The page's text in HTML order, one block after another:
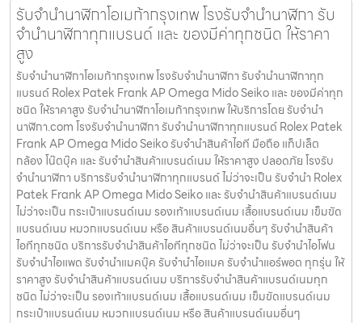
รับจำนำนาฬิกาโอเมก้ากรุงเทพ โรงรับจำนำนาฬิกา รับ
จำนำนาฬิกาทุกแบรนด์ และ ของมีค่าทุกชนิด ให้ราคา
สูง
รับจำนำนาฬิกาโอเมก้ากรุงเทพ โรงรับจำนำนาฬิกา รับจำนำนาฬิกาทุก
แบรนด์ Rolex Patek Frank AP Omega Mido Seiko และ ของมีค่าทุก
ชนิด ให้ราคาสูง รับจำนำนาฬิกาโอเมก้ากรุงเทพ ให้บริการโดย รับจํานํา
นาฬิกา.com โรงรับจำนำนาฬิกา รับจำนำนาฬิกาทุกแบรนด์ Rolex Patek
Frank AP Omega Mido Seiko รับจำนำสินค้าไอที มือถือ แท็ปเล็ต
กล้อง โน๊ตบุ๊ค และ รับจำนำสินค้าแบรนด์เนม ให้ราคาสูง ปลอดภัย โรงรับ
จำนำนาฬิกา บริการรับจำนำนาฬิกาทุกแบรนด์ ไม่ว่าจะเป็น รับจำนำ Rolex
Patek Frank AP Omega Mido Seiko และ รับจำนำสินค้าแบรนด์เนม
ไม่ว่าจะเป็น กระเป๋าแบรนด์เนม รองเท้าแบรนด์เนม เสื้อแบรนด์เนม เข็มขัด
แบรนด์เนม หมวกแบรนด์เนม หรือ สินค้าแบรนด์เนมอื่นๆ รับจำนำสินค้า
ไอทีทุกชนิด บริการรับจำนำสินค้าไอทีทุกชนิด ไม่ว่าจะเป็น รับจำนำไอโฟน
รับจำนำไอแพด รับจำนำแมคบุ๊ค รับจำนำไอแมค รับจำนำแอร์พอต ทุกรุ่น ให้
ราคาสูง รับจำนำสินค้าแบรนด์เนม บริการรับจำนำสินค้าแบรนด์เนมทุก
ชนิด ไม่ว่าจะเป็น รองเท้าแบรนด์เนม เสื้อแบรนด์เนม เข็มขัดแบรนด์เนม
กระเป๋าแบรนด์เนม หมวกแบรนด์เนม หรือ สินค้าแบรนด์เนมอื่นๆ